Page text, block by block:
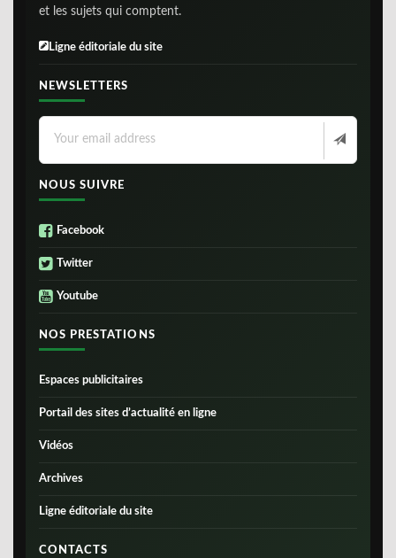
et les sujets qui comptent.
Ligne éditoriale du site
NEWSLETTERS
NOUS SUIVRE
Facebook
Twitter
Youtube
NOS PRESTATIONS
Espaces publicitaires
Portail des sites d’actualité en ligne
Vidéos
Archives
Ligne éditoriale du site
CONTACTS